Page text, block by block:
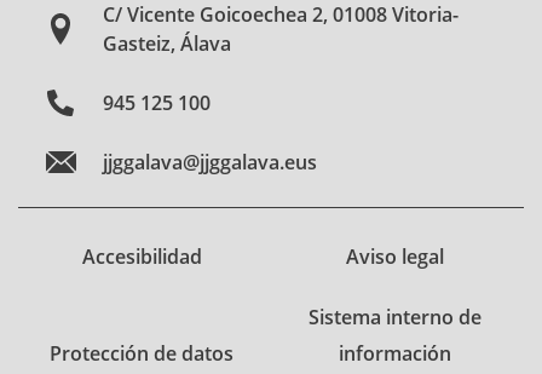
C/ Vicente Goicoechea 2, 01008 Vitoria-
Gasteiz, Álava
945 125 100
jjggalava@jjggalava.eus
Accesibilidad Aviso legal
Protección de datos
Sistema interno de
información